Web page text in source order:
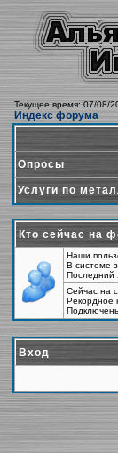
Текущее время: 07/08/
Индекс форума
Опросы
Услуги по
Кто сейчас на
Наши
В системе
Последний
Сейчас на
Рекордное
Вход